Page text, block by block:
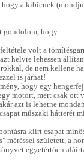
hogy a kibicnek
gondolom, hogy:
volt a
helyre lehessen
de nem kellene
is járhat!
hogy egy hengerfej
motort, mert csak ott
azt is lehetne
műszaki hátterét
kiírt csapat
méréssel született, a
egyetértően